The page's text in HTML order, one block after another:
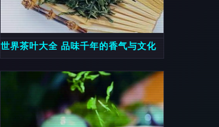
世界茶叶大全 品味千年的香气与文化